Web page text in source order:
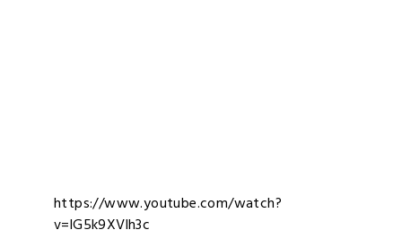
https://www.youtube.com/watch?
v=lG5k9XVlh3c